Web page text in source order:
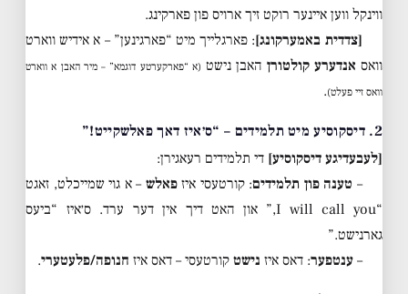
ווינקל ווען איינער רוקט זיך ארויס פון פארקינג.
[צדדית באמערקונג]: פארגלייך מיט “פארגינען” – א אידיש ווארט
וואס אנדערע קולטורן האבן נישט (א “פארקערטע דוגמא” – מיר האבן א ווארט
וואס זיי פעלט).
2. דיסקוסיע מיט תלמידים – “ס׳איז דאך פאלשקייט!”
[לעבעדיגע דיסקוסיע] די תלמידים רעאגירן:
– טענה פון תלמידים: קורטעסי איזפאלש – א גוי שמייכלט, זאגט
“I will call you,” און האט דיך אין דער ערד. ס׳איז “ביעס
גארנישט.”
–ענטפער: דאס איז נישט קורטעסי – דאס איז חנופה/פלעטערי.